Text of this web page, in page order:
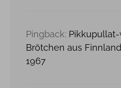
Pingback:
Brötchen aus
1967